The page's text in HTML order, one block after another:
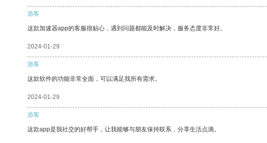
游客
这款加速器app的客服很贴心，遇到问题都能及时解决，服务态度非常好。
2024-01-29
游客
这款软件的功能非常全面，可以满足我所有需求。
2024-01-29
游客
这款app是我社交的好帮手，让我能够与朋友保持联系，分享生活点滴。